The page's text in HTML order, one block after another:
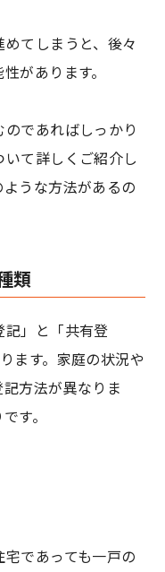
てしまうと、後々
があります。
であればしっかり
て詳しくご紹介し
うな方法があるの
類
」と「共有登
ます。家庭の状況や
方法が異なりま
す。
であっても一戸の